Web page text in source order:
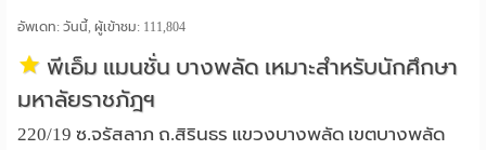
ลง
โฆษณา
อัพเดท: วันนี้, ผู้เข้าชม: 111,804
พีเอ็ม แมนชั่น บางพลัด เหมาะสำหรับนักศึกษา
มหาลัยราชภัฎฯ
220/19 ซ.จรัสลาภ ถ.สิรินธร แขวงบางพลัด เขตบางพลัด